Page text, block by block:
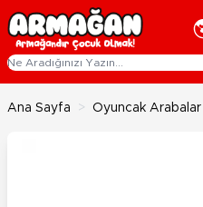
İçeriğe geç
Ana Sayfa > Oyuncak Arabalar